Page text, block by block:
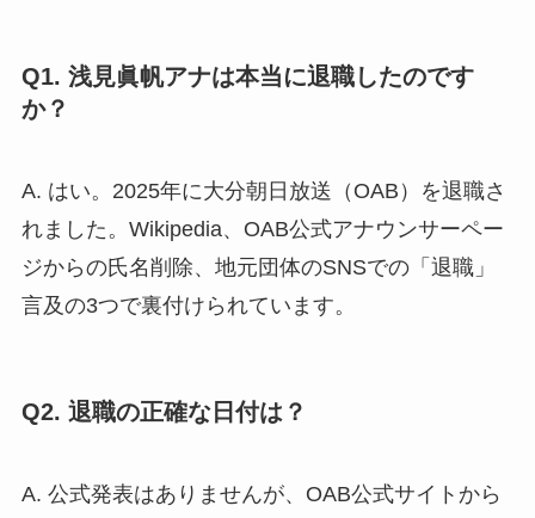
Q1. 浅見眞帆アナは本当に退職したのです
か？
A. はい。2025年に大分朝日放送（OAB）を退職さ
れました。Wikipedia、OAB公式アナウンサーペー
ジからの氏名削除、地元団体のSNSでの「退職」
言及の3つで裏付けられています。
Q2. 退職の正確な日付は？
A. 公式発表はありませんが、OAB公式サイトから